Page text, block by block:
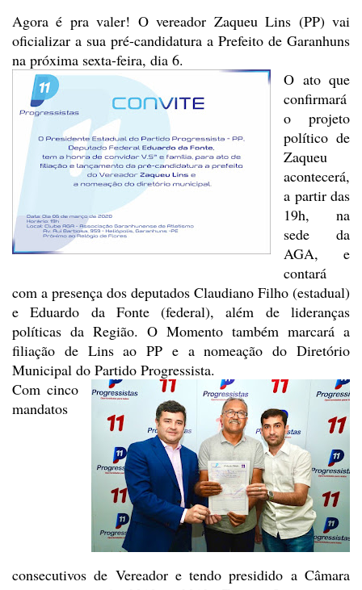
Agora é pra valer! O vereador ZaqueuLins (PP) vai
oficializar a sua pré-candidatura a Prefeito de Garanhuns
na próxima sexta-feira, dia 6.
O ato que
confirmará
o projeto
político de
Zaqueu
acontecerá,
a partir das
19h, na
sede da
AGA, e
contará
com a presença dos deputados Claudiano Filho (estadual)
e Eduardo da Fonte (federal), além de lideranças
políticas da Região. O Momento também marcará a
filiação deLins ao PP e a nomeação do Diretório
Municipal do Partido Progressista.
Com cinco
mandatos
consecutivos de Vereador e tendo presidido a Câmara